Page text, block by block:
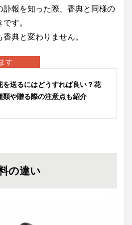
訃報を知った際、香典と同様の
す。
典と変わりません。
す
を送るにはどうすれば良い？花
類や贈る際の注意点も紹介
の違い